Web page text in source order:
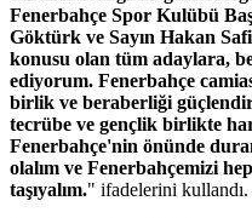
Fenerbahçe Spor Kulübü
Göktürk ve Sayın Hakan
konusu olan tüm adaylara,
ediyorum. Fenerbahçe
birlik ve beraberliği
tecrübe ve gençlik birlikte
Fenerbahçe'nin önünde
olalım ve Fenerbahçemizi
taşıyalım." ifadelerini kullandı.